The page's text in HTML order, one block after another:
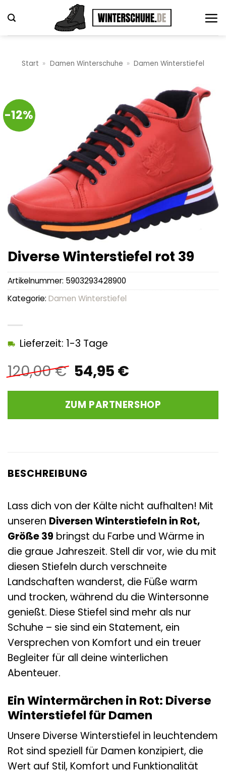
Inhalt
springen
Start » Damen Winterschuhe » Damen Winterstiefel
-12%
Diverse Winterstiefel rot 39
120,00€ Ursprünglicher
Preis
war:
120,00 €
54,95 €Aktueller
ist:
54,95 €.
Lieferzeit: 1-3 Tage
ZUM PARTNERSHOP
Artikelnummer: 5903293428900
Kategorie: Damen Winterstiefel
BESCHREIBUNG
Lass dich von der Kälte nicht aufhalten! Mit
unseren Diversen Winterstiefeln in Rot,
Größe 39 bringst du Farbe und Wärme in
die graue Jahreszeit. Stell dir vor, wie du mit
diesen Stiefeln durch verschneite
Landschaften wanderst, die Füße warm
und trocken, während du die Wintersonne
genießt. Diese Stiefel sind mehr als nur
Schuhe – sie sind ein Statement, ein
Versprechen von Komfort und ein treuer
Begleiter für all deine winterlichen
Abenteuer.
Ein Wintermärchen in Rot: Diverse
Winterstiefel für Damen
Unsere Diverse Winterstiefel in leuchtendem
Rot sind speziell für Damen konzipiert, die
Wert auf Stil, Komfort und Funktionalität